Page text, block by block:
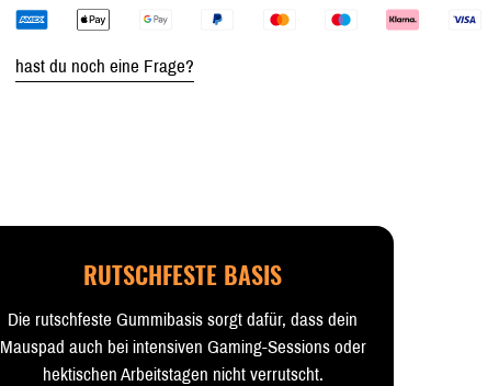
hast du noch eine Frage?
RUTSCHFESTE BASIS
Die rutschfeste Gummibasis sorgt dafür, dass dein
Mauspad auch bei intensiven Gaming-Sessions oder
hektischen Arbeitstagen nicht verrutscht.